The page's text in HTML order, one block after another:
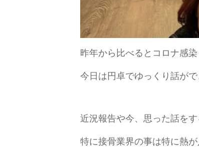
昨年から比べるとコロナ感
今日は円卓でゆっくり話が
近況報告や今、思った話をす
特に接骨業界の事は特に熱が